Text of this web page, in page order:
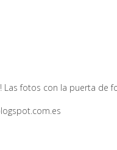
Las fotos con la puerta de